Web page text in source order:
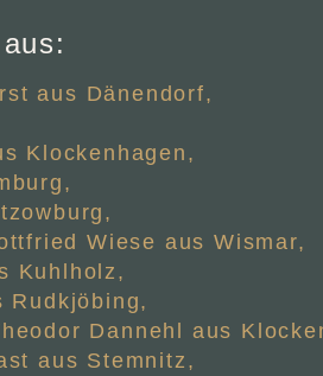
aus Dänendorf,
Klockenhagen,
Wiese aus Wismar,
Kuhlholz,
Rudkjöbing,
Dannehl aus
aus Stemnitz,